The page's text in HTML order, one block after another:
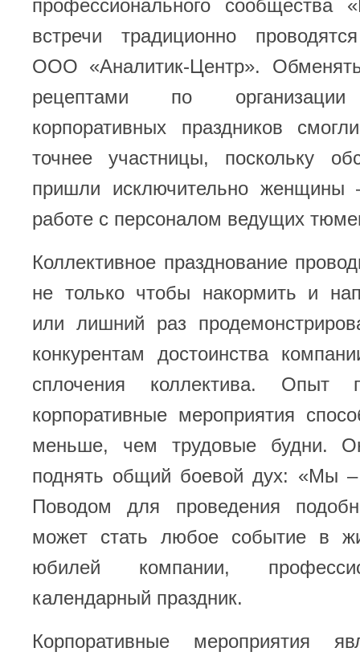
профессионального сообщества
встречи традиционно
ООО «Аналитик-Центр».
рецептами по организации
корпоративных праздников
точнее участницы, поскольку
пришли исключительно
работе с персоналом ведущих
Коллективное празднование
не только чтобы накормить и
или лишний раз
конкурентам достоинства
сплочения коллектива. Опыт
корпоративные мероприятия
меньше, чем трудовые будни.
поднять общий боевой дух: «Мы
Поводом для проведения
может стать любое событие в
юбилей компании,
календарный праздник.
Корпоративные мероприятия